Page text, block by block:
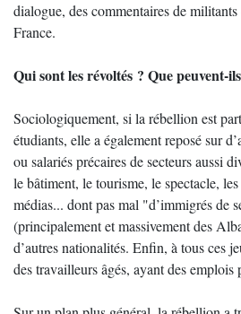
dialogue, des commentaires de
France.
Qui sont les révoltés ? Que peuvent-
Sociologiquement, si la rébellion est
étudiants, elle a également reposé sur
ou salariés précaires de secteurs aussi
le bâtiment, le tourisme, le spectacle,
médias... dont pas mal "d’immigrés de
(principalement et massivement des
d’autres nationalités. Enfin, à tous ces
des travailleurs âgés, ayant des emplois